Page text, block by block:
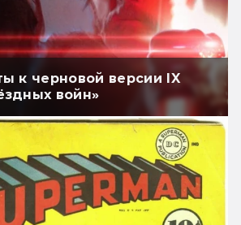
к черновой версии IX
войн»